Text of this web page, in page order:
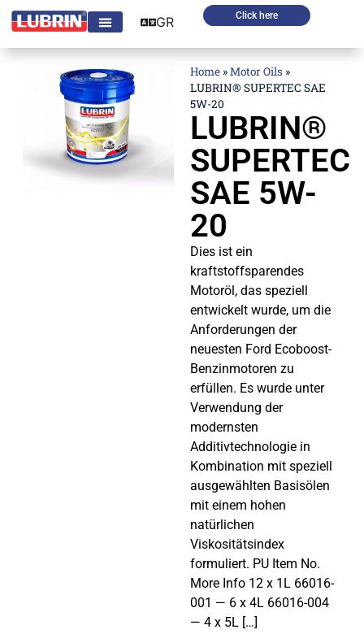
Click here
GR
Home »Motor Oils »
LUBRIN® SUPERTEC SAE
5W-20
LUBRIN®
SUPERTEC
SAE 5W-
20
Dies ist ein
kraftstoffsparendes
Motoröl, das speziell
entwickelt wurde, um die
Anforderungen der
neuesten Ford Ecoboost-
Benzinmotoren zu
erfüllen. Es wurde unter
Verwendung der
modernsten
Additivtechnologie in
Kombination mit speziell
ausgewählten Basisölen
mit einem hohen
natürlichen
Viskositätsindex
formuliert. PU Item No.
More Info 12 x 1L 66016-
001 — 6 x 4L 66016-004
— 4 x 5L […]